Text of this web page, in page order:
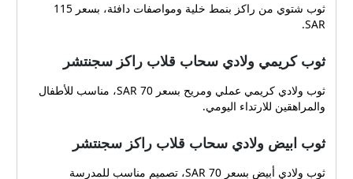
ثوب شتوي من راكز بنمط خلية ومواصفات دافئة، بسعر 115
SAR.
ثوب كريمي ولادي سحاب قلاب راكز سجنتشر
ثوب ولادي كريمي عملي ومريح بسعر 70 SAR، مناسب للأطفال
والمراهقين للارتداء اليومي.
ثوب ابيض ولادي سحاب قلاب راكز سجنتشر
ثوب ولادي أبيض بسعر 70 SAR، تصميم مناسب للمدرسة